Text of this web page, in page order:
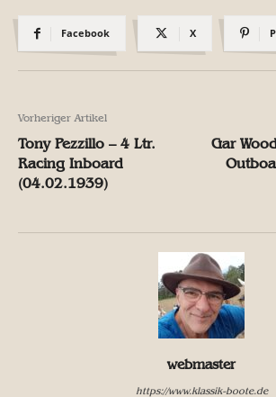
Facebook X
Vorheriger Artikel
Tony Pezzillo – 4 Ltr.
Racing Inboard
(04.02.1939)
Gar
webmaster
https://www.klassik-boote.de